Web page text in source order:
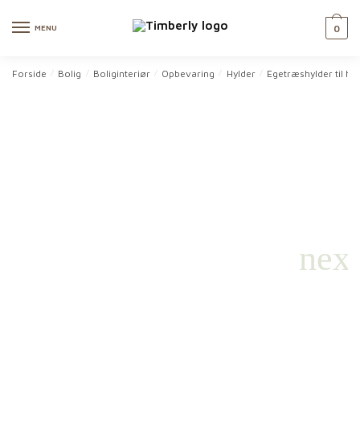
MENU 0
Forside / Bolig / Boliginteriør / Opbevaring / Hylder / Egetræshylder til